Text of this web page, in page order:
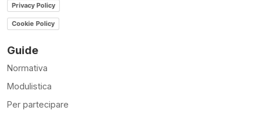
Privacy Policy
Cookie Policy
Guide
Normativa
Modulistica
Per partecipare